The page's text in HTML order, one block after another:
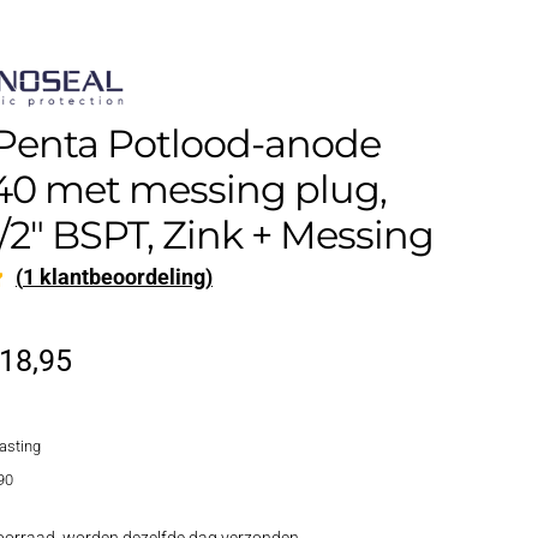
Potlood-anode
met messing plug,
BSPT, Zink + Messing
(1 klantbeoordeling)
18,95